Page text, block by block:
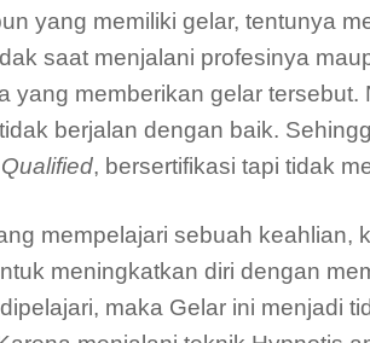
yang memiliki gelar, tentunya
saat menjalani profesinya
yang memberikan gelar tersebut.
berjalan dengan baik.
, bersertifikasi tapi tidak
mempelajari sebuah keahlian,
meningkatkan diri dengan
maka Gelar ini menjadi